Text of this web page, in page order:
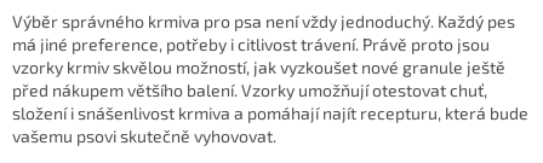
Výběr správného krmiva pro psa není vždy jednoduchý. Každý pes
má jiné preference, potřeby i citlivost trávení. Právě proto jsou
vzorky krmiv skvělou možností, jak vyzkoušet nové granule ještě
před nákupem většího balení. Vzorky umožňují otestovat chuť,
složení i snášenlivost krmiva a pomáhají najít recepturu, která bude
vašemu psovi skutečně vyhovovat.